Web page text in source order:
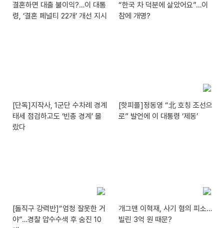
결혼하면 대출 불이익?…이 대통
령, ‘결혼 페널티 22개’ 개선 지시
“한국 차 덕분에 살았어요”…이
참에 개명?
[단독]지작사, 1군단 수차례 경계
태세 점검하고도 ‘빈총 경계’ 몰
랐다
[핫피플]정동영 “北 호칭 조선으
로” 발언에 이 대통령 ‘제동’
[돌직구 강력반]“엄청 잘못한 거
야”…경찰 압수수색 후 숨진 10
개그맨 이혁재, 사기 혐의 피소…
빌린 3억 원 때문?